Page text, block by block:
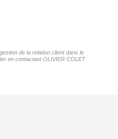
de la relation client dans le
en contactant OLIVIER COLET